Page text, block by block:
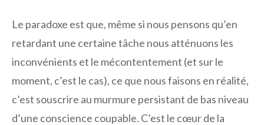
Le paradoxe est que, même si nous pensons qu’en
retardant une certaine tâche nous atténuons les
inconvénients et le mécontentement (et sur le
moment, c’est le cas), ce que nous faisons en réalité,
c’est souscrire au murmure persistant de bas niveau
d’une conscience coupable. C’est le cœur de la